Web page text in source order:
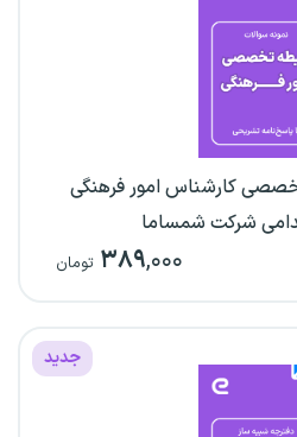
کارشناس امور فرهنگی
شرکت شمساما
۳۸۹,۰۰۰ تومان
جدید